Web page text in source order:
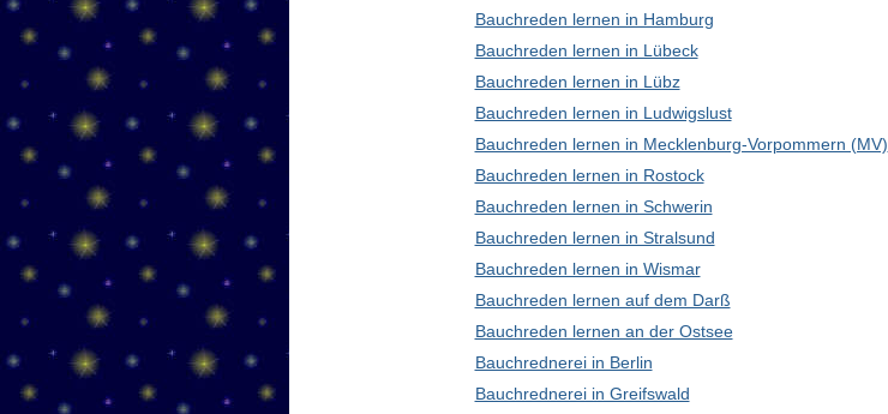
Bauchreden lernen in Hamburg
Bauchreden lernen in Lübeck
Bauchreden lernen in Lübz
Bauchreden lernen in Ludwigslust
Bauchreden lernen in Mecklenburg-Vorpommern (MV)
Bauchreden lernen in Rostock
Bauchreden lernen in Schwerin
Bauchreden lernen in Stralsund
Bauchreden lernen in Wismar
Bauchreden lernen auf dem Darß
Bauchreden lernen an der Ostsee
Bauchrednerei in Berlin
Bauchrednerei in Greifswald